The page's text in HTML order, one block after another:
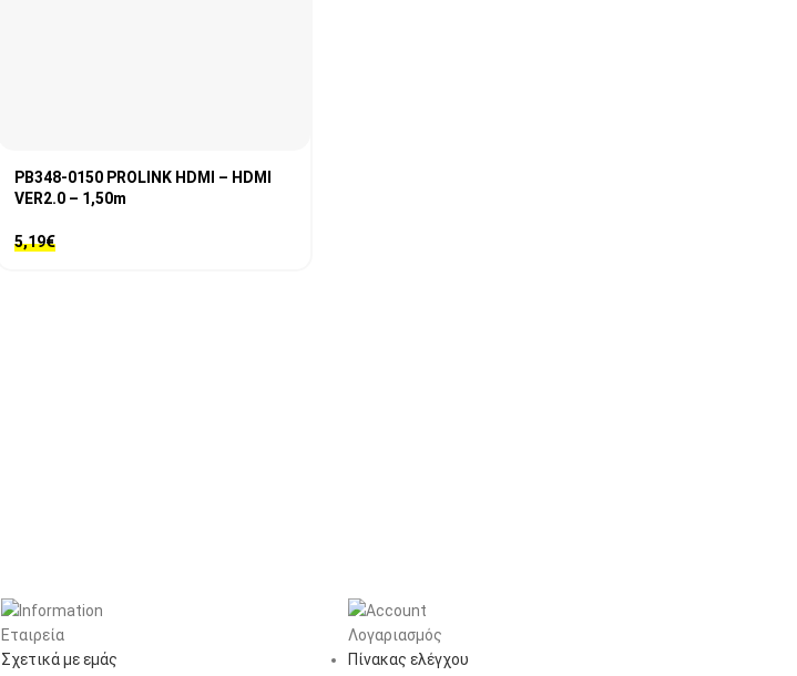
PB348-0150 PROLINK HDMI – HDMI
VER2.0 – 1,50m
5,19€
Εταιρεία
Σχετικά με εμάς
Λογαριασμός
Πίνακας ελέγχου